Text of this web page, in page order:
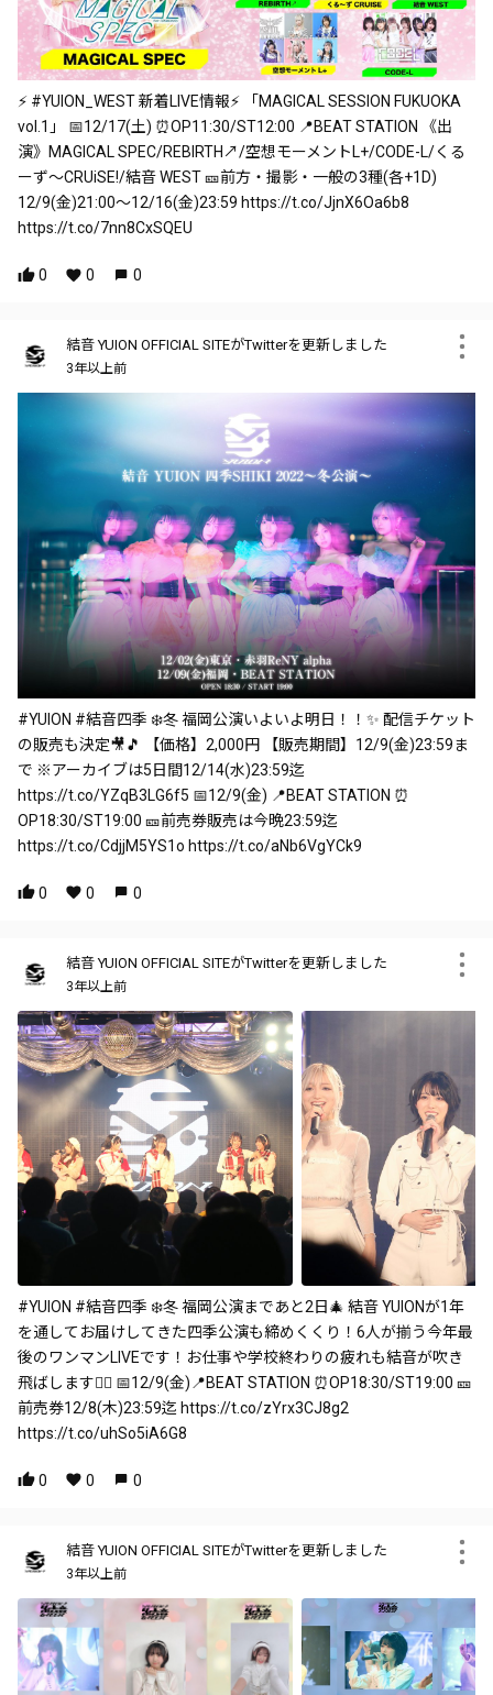
⚡ #YUION_WEST 新着LIVE情報⚡ 「MAGICAL SESSION FUKUOKA
vol.1」 📅12/17(土) ⏰OP11:30/ST12:00 📍BEAT STATION 《出
演》MAGICAL SPEC/REBIRTH↗️/空想モーメントL+/CODE-L/くる
ーず～CRUiSE!/結音 WEST 🎫前方・撮影・一般の3種(各+1D)
12/9(金)21:00～12/16(金)23:59 https://t.co/JjnX6Oa6b8
https://t.co/7nn8CxSQEU
0 0 0
結音 YUION OFFICIAL SITEがTwitterを更新しました
3年以上前
#YUION #結音四季 ❄️冬 福岡公演いよいよ明日！！✨ 配信チケット
の販売も決定🎥🎵 【価格】2,000円 【販売期間】12/9(金)23:59ま
で ※アーカイブは5日間12/14(水)23:59迄
https://t.co/YZqB3LG6f5 📅12/9(金) 📍BEAT STATION ⏰
OP18:30/ST19:00 🎫前売券販売は今晩23:59迄
https://t.co/CdjjM5YS1o https://t.co/aNb6VgYCk9
0 0 0
結音 YUION OFFICIAL SITEがTwitterを更新しました
3年以上前
#YUION #結音四季 ❄️冬 福岡公演まであと2日🎄 結音 YUIONが1年
を通してお届けしてきた四季公演も締めくくり！6人が揃う今年最
後のワンマンLIVEです！お仕事や学校終わりの疲れも結音が吹き
飛ばします❤️‍🔥 📅12/9(金)📍BEAT STATION ⏰OP18:30/ST19:00 🎫
前売券12/8(木)23:59迄 https://t.co/zYrx3CJ8g2
https://t.co/uhSo5iA6G8
0 0 0
結音 YUION OFFICIAL SITEがTwitterを更新しました
3年以上前